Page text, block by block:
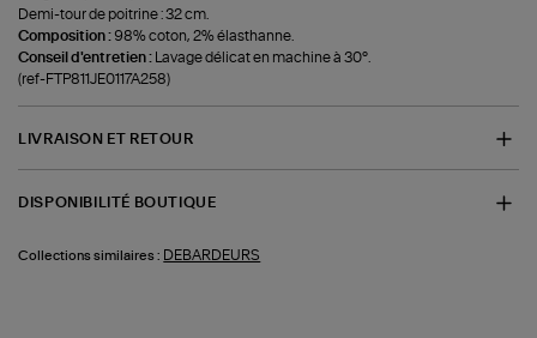
Demi-tour de poitrine : 32 cm.
Composition : 98% coton, 2% élasthanne.
Conseil d'entretien :
Lavage délicat en machine à 30°.
(ref-FTP811JE0117A258)
LIVRAISON ET RETOUR
DISPONIBILITÉ BOUTIQUE
Collections similaires : DEBARDEURS